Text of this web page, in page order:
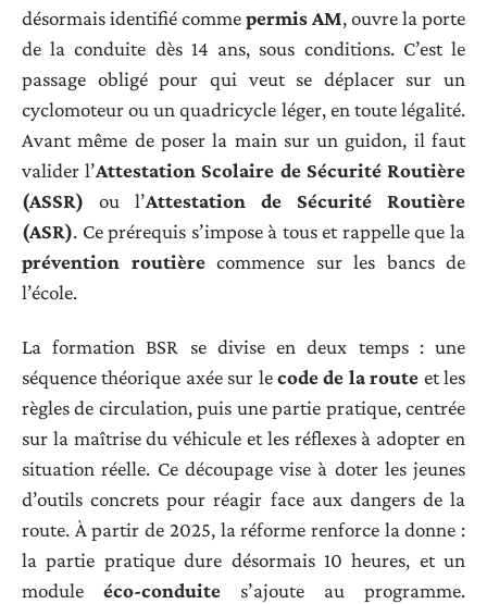
désormais identifié commepermis AM, ouvre la porte
de la conduite dès 14 ans, sous conditions. C’est le
passage obligé pour qui veut se déplacer sur un
cyclomoteur ou un quadricycle léger, en toute légalité.
Avant même de poser la main sur un guidon, il faut
valider l’Attestation Scolaire de Sécurité Routière
(ASSR) ou l’Attestation de Sécurité Routière
(ASR). Ce prérequis s’impose à tous et rappelle que la
prévention routièrecommence sur les bancs de
l’école.
La formation BSR se divise en deux temps : une
séquence théorique axée sur lecode de la route et les
règles de circulation, puis une partie pratique, centrée
sur la maîtrise du véhicule et les réflexes à adopter en
situation réelle. Ce découpage vise à doter les jeunes
d’outils concrets pour réagir face aux dangers de la
route. À partir de 2025, la réforme renforce la donne :
la partie pratique dure désormais 10 heures, et un
module éco-conduite s’ajoute au programme.